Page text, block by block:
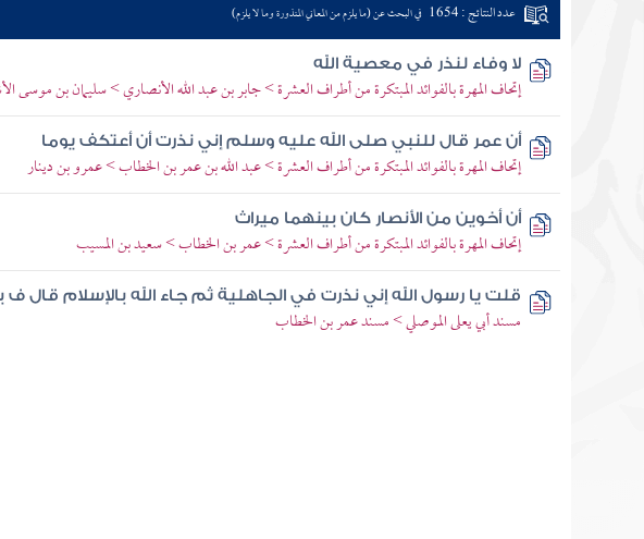
عدد النتائج : 1654 في البحث عن (ما يلزم من المعاني المنذورة وما لا يلزم)
لا وفاء لنذر في معصية الله
إتحاف المهرة بالفوائد المبتكرة من أطراف العشرة > جابر بن عبد الله الأنصاري > سليمان بن موسى
أن عمر قال للنبي صلى الله عليه وسلم إني نذرت أن أعتكف يوما
إتحاف المهرة بالفوائد المبتكرة من أطراف العشرة > عبد الله بن عمر بن الخطاب > عمرو بن دينار
أن أخوين من الأنصار كان بينهما ميراث
إتحاف المهرة بالفوائد المبتكرة من أطراف العشرة > عمر بن الخطاب > سعيد بن المسيب
قلت يا رسول الله إني نذرت في الجاهلية ثم جاء الله بالإسلام قال ف
مسند أبي يعلى الموصلي > مسند عمر بن الخطاب